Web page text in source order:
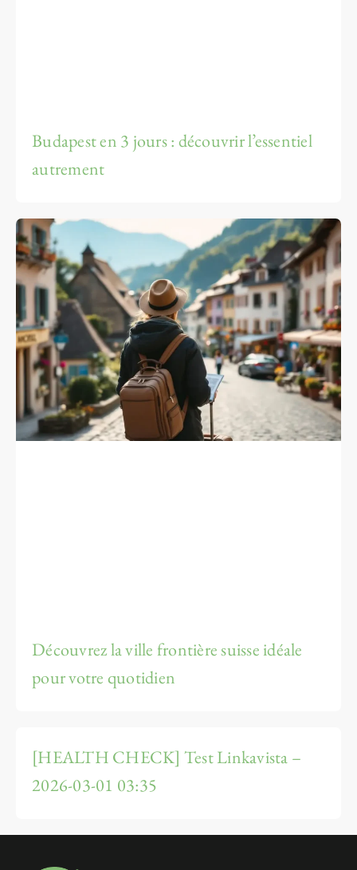
Budapest en 3 jours : découvrir l’essentiel
autrement
Découvrez la ville frontière suisse idéale
pour votre quotidien
[HEALTH CHECK] Test Linkavista –
2026-03-01 03:35